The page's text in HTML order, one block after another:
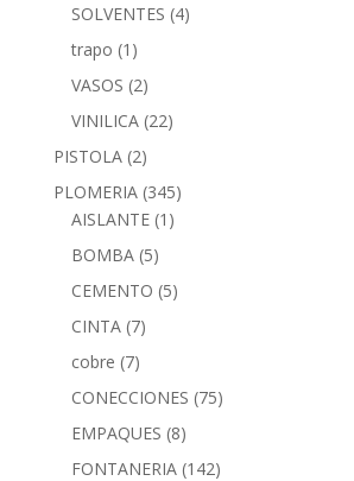
SOLVENTES (4)
trapo (1)
VASOS (2)
VINILICA (22)
PISTOLA (2)
PLOMERIA (345)
AISLANTE (1)
BOMBA (5)
CEMENTO (5)
CINTA (7)
cobre (7)
CONECCIONES (75)
EMPAQUES (8)
FONTANERIA (142)